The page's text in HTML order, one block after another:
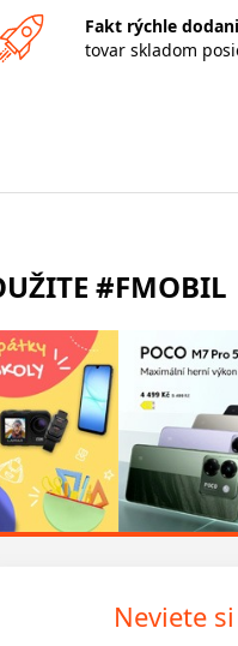
Fakt rýchle
tovar skladom
#FMOBIL
Neviete